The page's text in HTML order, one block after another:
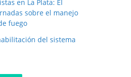
en La Plata: El
sobre el manejo
fuego
del sistema